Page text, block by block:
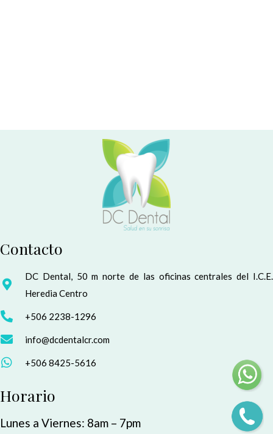
Contacto
DC Dental, 50 m norte de las oficinas centrales del I.C.E.
Heredia Centro
+506 2238-1296
info@dcdentalcr.com
+506 8425-5616
Horario
Lunes a Viernes: 8am – 7pm